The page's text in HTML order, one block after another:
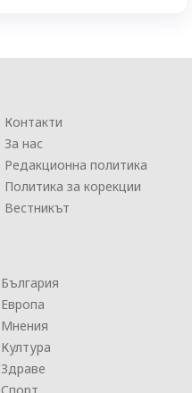
Контакти
За нас
Редакционна политика
Политика за корекции
Вестникът
България
Европа
Мнения
Култура
Здраве